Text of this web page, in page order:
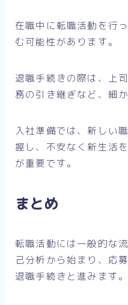
在職中に転職活動を行
む可能性があります。
退職手続きの際は、上
務の引き継ぎなど、細
入社準備では、新しい
握し、不安なく新生活
が重要です。
まとめ
転職活動には一般的な
己分析から始まり、応
退職手続きと進みます。